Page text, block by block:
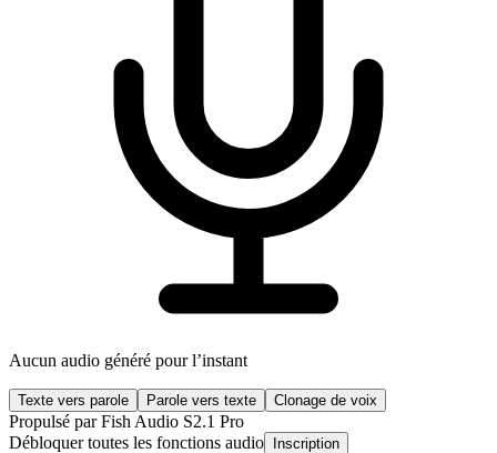
Aucun audio généré pour l’instant
Texte vers parole Parole vers texte Clonage de voix
Propulsé par Fish Audio S2.1 Pro
Débloquer toutes les fonctions audio Inscription